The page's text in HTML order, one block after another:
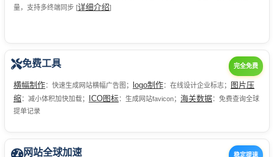
量，支持多终端同步 [详细介绍]
完全免费
免费工具
横幅制作：快速生成网站横幅广告图； logo制作：在线设计企业标志； 图片压
缩：减小体积加快加载； ICO图标：生成网站favicon； 海关数据：免费查询全球
提单记录
稳定提速
网站全球加速